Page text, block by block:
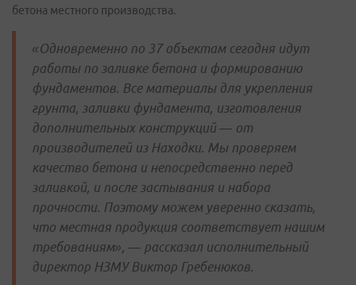
бетона местного производства.
«Одновременно по 37 объектам сегодня идут
работы по заливке бетона и формированию
фундаментов. Все материалы для укрепления
грунта, заливки фундамента, изготовления
дополнительных конструкций — от
производителей из Находки. Мы проверяем
качество бетона и непосредственно перед
заливкой, и после застывания и набора
прочности. Поэтому можем уверенно сказать,
что местная продукция соответствует нашим
требованиям», — рассказал исполнительный
директор НЗМУ Виктор Гребенюков.